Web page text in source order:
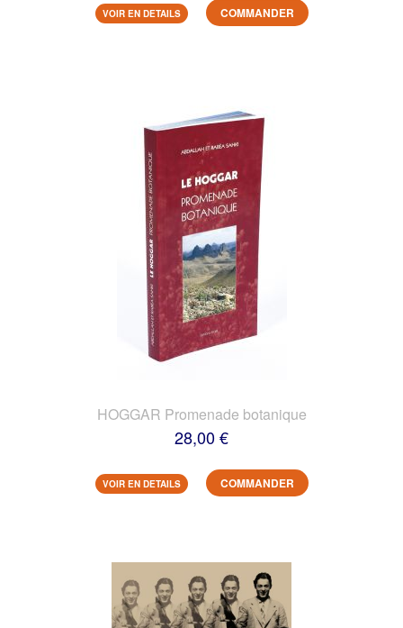
VOIR EN DETAILS COMMANDER
HOGGAR Promenade botanique
28,00 €
VOIR EN DETAILS COMMANDER